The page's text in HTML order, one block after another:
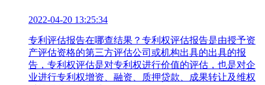
2022-04-20 13:25:34
专利评估报告在哪查结果？专利权评估报告是由授予资
产评估资格的第三方评估公司或机构出具的出具的报
告，专利权评估是对专利权进行价值的评估，也是对企
业进行专利权增资、融资、质押贷款、成果转让及维权